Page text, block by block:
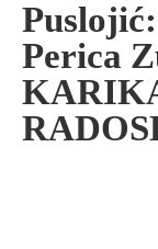
Perica